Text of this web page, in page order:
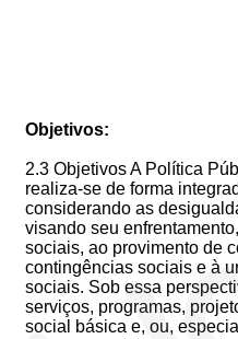
Objetivos:
2.3 Objetivos A Política
realiza-se de forma
considerando as
visando seu
sociais, ao provimento de
contingências sociais e à
sociais. Sob essa
serviços, programas,
social básica e, ou,